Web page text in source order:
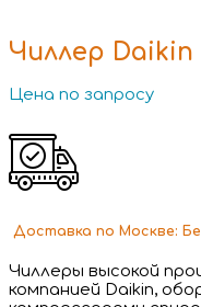
Чиллер Daikin
Цена по запросу
Доставка по Москве:
Чиллеры высокой
компанией Daikin,